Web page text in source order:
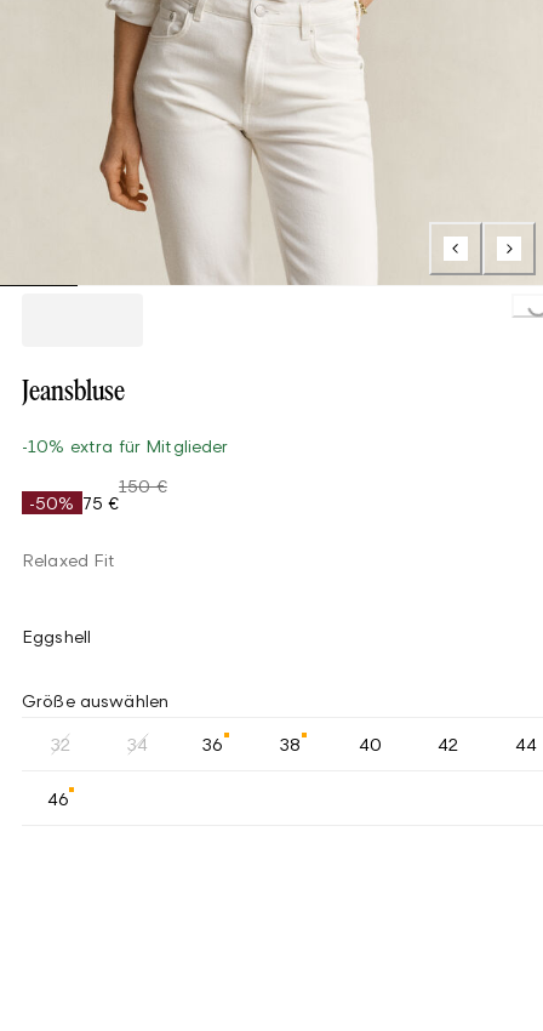
Loading...
Jeansbluse
-10% extra für Mitglieder
-50% 75 €
150 €
Relaxed Fit
Eggshell
Größe auswählen
32 34 36 38 40 42 44
46